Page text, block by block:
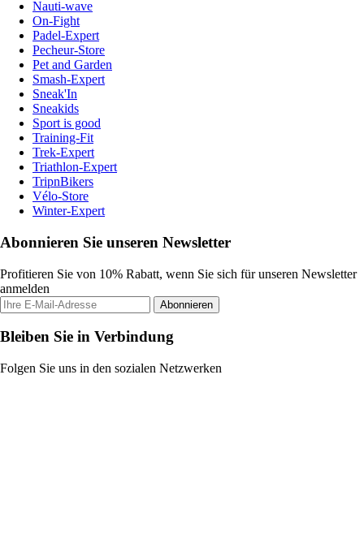
Nauti-wave
On-Fight
Padel-Expert
Pecheur-Store
Pet and Garden
Smash-Expert
Sneak'In
Sneakids
Sport is good
Training-Fit
Trek-Expert
Triathlon-Expert
TripnBikers
Vélo-Store
Winter-Expert
Abonnieren Sie unseren Newsletter
Profitieren Sie von 10% Rabatt, wenn Sie sich für unseren Newsletter
anmelden
Abonnieren
Bleiben Sie in Verbindung
Folgen Sie uns in den sozialen Netzwerken